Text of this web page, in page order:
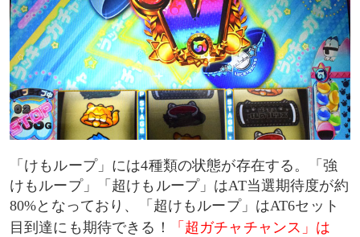
「けもループ」には4種類の状態が存在する。「強
けもループ」「超けもループ」はAT当選期待度が約
80%となっており、「超けもループ」はAT6セット
目到達にも期待できる！
「超ガチャチャンス」は